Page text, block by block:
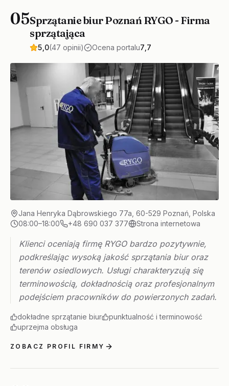
05Sprzątanie biur Poznań RYGO - Firma
sprzątająca
5,0(47 opinii) Ocena portalu7,7
Jana Henryka Dąbrowskiego 77a, 60-529 Poznań, Polska
08:00–18:00
+48 690 037 377 Strona internetowa
Klienci oceniają firmę RYGO bardzo pozytywnie,
podkreślając wysoką jakość sprzątania biur oraz
terenów osiedlowych. Usługi charakteryzują się
terminowością, dokładnością oraz profesjonalnym
podejściem pracowników do powierzonych zadań.
dokładne sprzątanie biur
punktualność i terminowość
uprzejma obsługa
ZOBACZ PROFIL FIRMY